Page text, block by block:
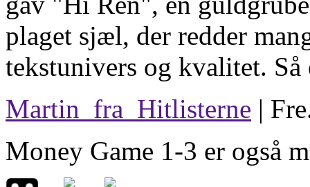
plaget sjæl, der redder
tekstunivers og kvalitet. Så
Martin_fra_Hitlisterne |
Money Game 1-3 er også